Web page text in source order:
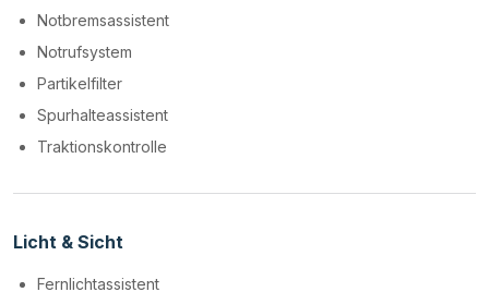
Notbremsassistent
Notrufsystem
Partikelfilter
Spurhalteassistent
Traktionskontrolle
Licht & Sicht
Fernlichtassistent